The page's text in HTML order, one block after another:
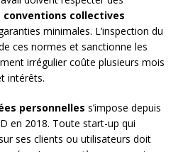
conventions collectives
minimales. L’inspection du
ces normes et sanctionne les
irrégulier coûte plusieurs mois
intérêts.
personnelles s’impose depuis
en 2018. Toute start-up qui
ses clients ou utilisateurs doit